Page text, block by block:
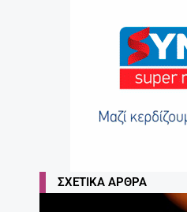
ΣΧΕΤΙΚΆ ΆΡΘΡΑ